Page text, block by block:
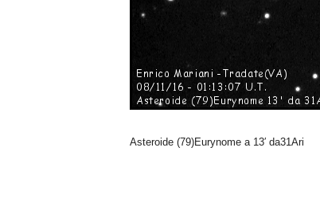
Asteroide (79)Eurynome a 13′ da31Ari